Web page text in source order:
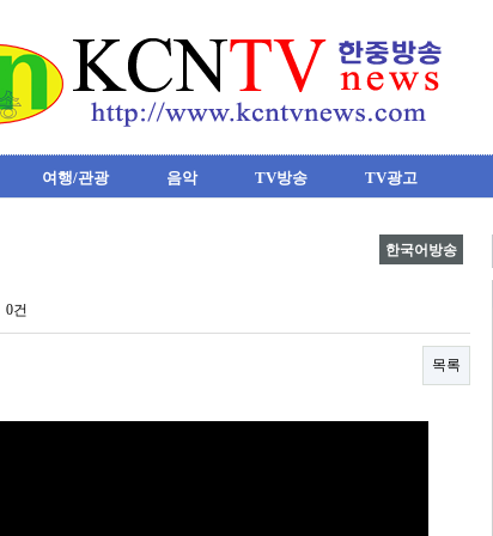
여행/관광 음악 TV방송 TV광고
한국어방송
0건
목록